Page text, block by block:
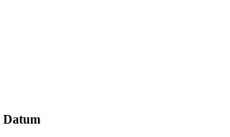
Datum